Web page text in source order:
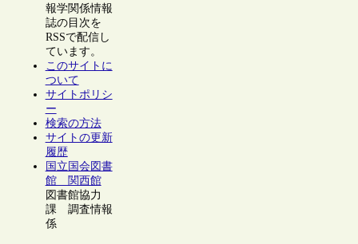
報学関係情報
誌の目次を
RSSで配信し
ています。
このサイトに
ついて
サイトポリシ
ー
検索の方法
サイトの更新
履歴
国立国会図書
館 関西館
図書館協力
課 調査情報
係